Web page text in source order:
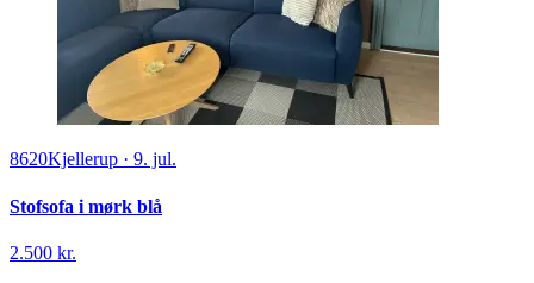
8620Kjellerup · 9. jul.
Stofsofa i mørk blå
2.500 kr.